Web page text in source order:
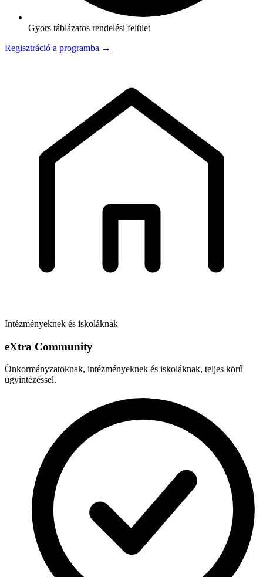
Gyors táblázatos rendelési felület
Regisztráció a programba →
Intézményeknek és iskoláknak
eXtra Community
Önkormányzatoknak, intézményeknek és iskoláknak, teljes körű
ügyintézéssel.